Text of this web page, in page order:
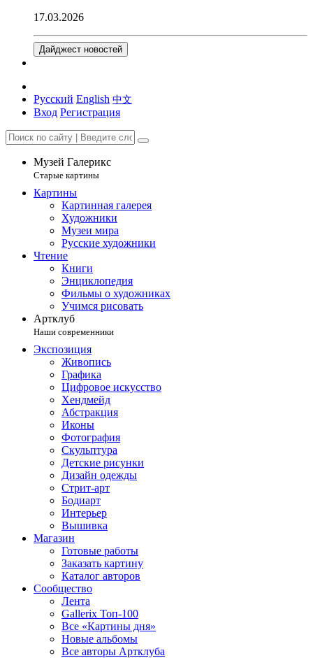
17.03.2026
Дайджест новостей
Русский English 中文
Вход Регистрация
Музей Галерикс
Старые картины
Картины
Картинная галерея
Художники
Музеи мира
Русские художники
Чтение
Книги
Энциклопедия
Фильмы о художниках
Учимся рисовать
Артклуб
Наши современники
Экспозиция
Живопись
Графика
Цифровое искусство
Хендмейд
Абстракция
Иконы
Фотография
Скульптура
Детские рисунки
Дизайн одежды
Стрит-арт
Бодиарт
Интерьер
Вышивка
Магазин
Готовые работы
Заказать картину
Каталог авторов
Сообщество
Лента
Gallerix Топ-100
Все «Картины дня»
Новые альбомы
Все авторы Артклуба